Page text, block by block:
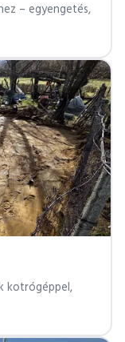
– egyengetés,
kotrógéppel,